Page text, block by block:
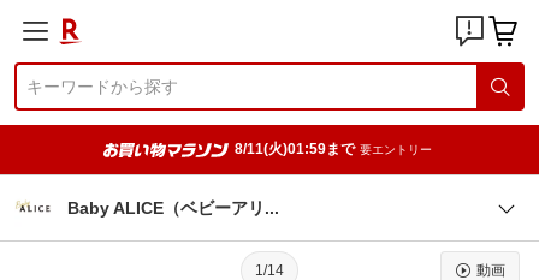
8/11(火)01:59まで 要エントリー
Baby ALICE（ベビーアリ
1/14 動画